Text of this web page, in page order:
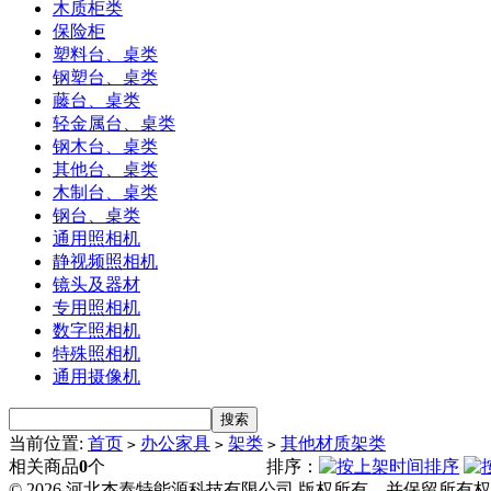
木质柜类
保险柜
塑料台、桌类
钢塑台、桌类
藤台、桌类
轻金属台、桌类
钢木台、桌类
其他台、桌类
木制台、桌类
钢台、桌类
通用照相机
静视频照相机
镜头及器材
专用照相机
数字照相机
特殊照相机
通用摄像机
当前位置: 首页 > 办公家具 > 架类 > 其他材质架类
相关商品0个
排序：